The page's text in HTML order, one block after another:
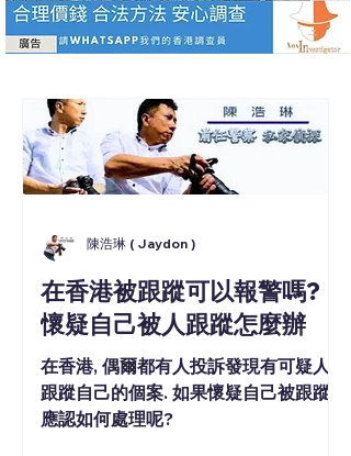
在香港被跟蹤可以報警嗎?
懷疑自己被人跟蹤怎麼辦
在香港, 偶爾都有人投訴發現有可疑人
跟蹤自己的個案. 如果懷疑自己被跟蹤,
應認如何處理呢?
陳浩琳 ( Jaydon )